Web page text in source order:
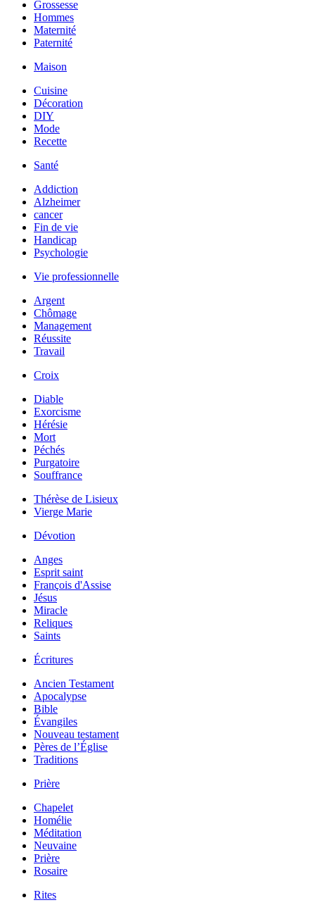
Grossesse
Hommes
Maternité
Paternité
Maison
Cuisine
Décoration
DIY
Mode
Recette
Santé
Addiction
Alzheimer
cancer
Fin de vie
Handicap
Psychologie
Vie professionnelle
Argent
Chômage
Management
Réussite
Travail
Croix
Diable
Exorcisme
Hérésie
Mort
Péchés
Purgatoire
Souffrance
Thérèse de Lisieux
Vierge Marie
Dévotion
Anges
Esprit saint
François d'Assise
Jésus
Miracle
Reliques
Saints
Écritures
Ancien Testament
Apocalypse
Bible
Évangiles
Nouveau testament
Pères de l’Église
Traditions
Prière
Chapelet
Homélie
Méditation
Neuvaine
Prière
Rosaire
Rites